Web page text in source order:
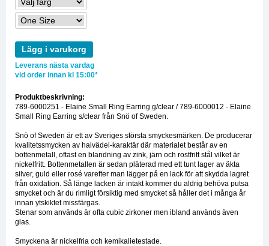
Lägg i varukorg
Leverans nästa vardag
vid order innan kl 15:00*
Produktbeskrivning:
789-6000251 - Elaine Small Ring Earring g/clear / 789-6000012 - Elaine
Small Ring Earring s/clear från Snö of Sweden.
Snö of Sweden är ett av Sveriges största smyckesmärken. De producerar
kvalitetssmycken av halvädel-karaktär där materialet består av en
bottenmetall, oftast en blandning av zink, järn och rostfritt stål vilket är
nickelfritt. Bottenmetallen är sedan pläterad med ett tunt lager av äkta
silver, guld eller rosé varefter man lägger på en lack för att skydda lagret
från oxidation. Så länge lacken är intakt kommer du aldrig behöva putsa
smycket och är du rimligt försiktig med smycket så håller det i många år
innan ytskiktet missfärgas.
Stenar som används är ofta cubic zirkoner men ibland används även
glas.
Smyckena är nickelfria och kemikalietestade.